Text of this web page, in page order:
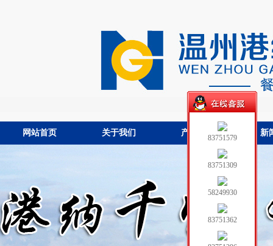
网站首页 关于我们 产品中心 新
83751579
83751309
58249930
83751362